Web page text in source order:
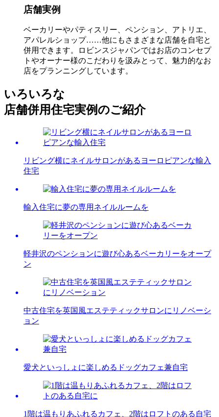
店舗実例
ベーカリーやパティスリー、ペンション、アトリエ、
アパレルショップ……他にもさまざまな店舗を自宅と
併用できます。ロビンスジャパンではお店のコンセプ
トやオーナー様のこだわりを汲みとって、魅力的なお
店をプランニングしています。
いろいろな
店舗併用住宅実例のご紹介
リビング横にネイルサロンがあるヨーロピアンな輸入
住宅
輸入住宅に夢の専用ネイルルームを
軽井沢のペンションに遊び心あるベーカリーをオープ
ン
中古住宅を英国風エステティックサロンにリノベーシ
ョン
愛犬といっしょに楽しめるドッグカフェ兼自宅
1階は温もりあふれるカフェ、2階はロフトのある自宅